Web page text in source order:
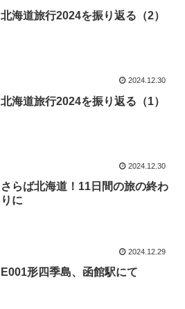
北海道旅行2024を振り返る（2）
2024.12.30
北海道旅行2024を振り返る（1）
2024.12.30
さらば北海道！11日間の旅の終わ
りに
2024.12.29
E001形四季島、函館駅にて